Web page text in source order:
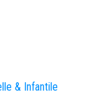
& Infantile